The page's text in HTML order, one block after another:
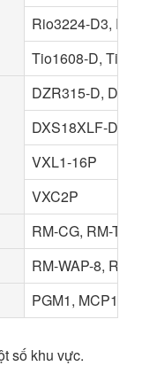
Rio3224-D3,
Tio1608-D,
DZR315-D,
DXS18XLF-D,
VXL1-16P
VXC2P
RM-CG, RM-TT
RM-WAP-8, RM-
PGM1, MCP1,
số khu vực.